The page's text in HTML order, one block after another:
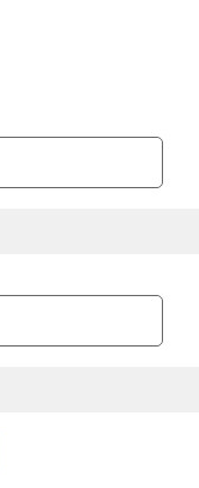
メ関連
モバイルビューア